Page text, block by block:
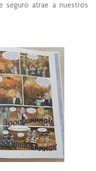
seguro atrae a nuestros